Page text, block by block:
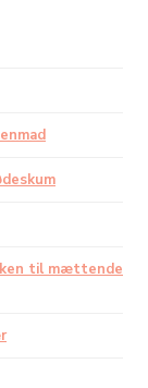
til mættende